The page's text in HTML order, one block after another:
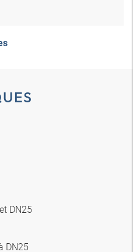
DN25
DN25